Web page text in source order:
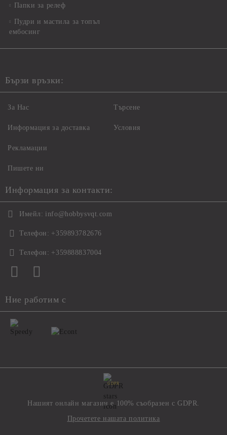
Папки за релеф
Пудри и мастила за топъл
ембосинг
Бързи връзки:
За Нас
Информация за доставка
Рекламации
Пишете ни
Търсене
Условия
Информация за контакти:
Имейл: info@hobbysvqt.com
Телефон: +359893782676
Телефон: +359888837004
Ние работим с
GDPR
Нашият онлайн магазин е 100% съобразен с GDPR.
Прочетете нашата политика